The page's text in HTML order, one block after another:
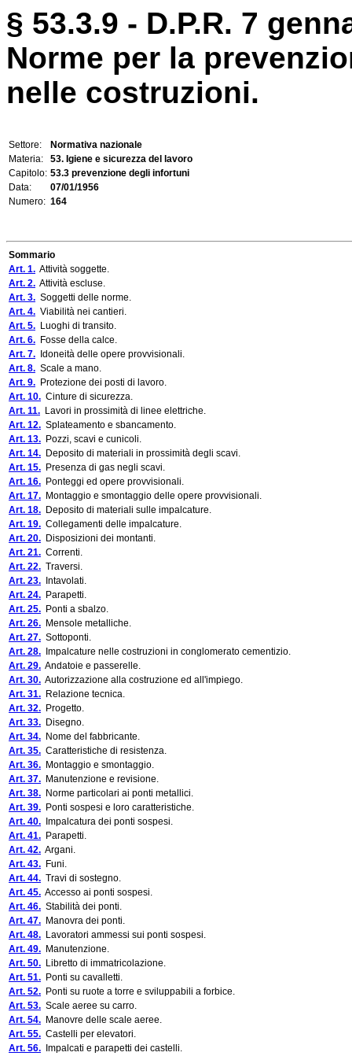
§ 53.3.9 - D.P.R. 7
Norme per la
nelle costruzioni.
Settore:
Normativa nazionale
Materia:
53. Igiene e sicurezza del lavoro
Capitolo: 53.3 prevenzione degli infortuni
Data:
07/01/1956
Numero: 164
Sommario
Art. 1. Attività soggette.
Art. 2. Attività escluse.
Art. 3. Soggetti delle norme.
Art. 4. Viabilità nei cantieri.
Art. 5. Luoghi di transito.
Art. 6. Fosse della calce.
Art. 7. Idoneità delle opere provvisionali.
Art. 8. Scale a mano.
Art. 9. Protezione dei posti di lavoro.
Art. 10. Cinture di sicurezza.
Art. 11. Lavori in prossimità di linee elettriche.
Art. 12. Splateamento e sbancamento.
Art. 13. Pozzi, scavi e cunicoli.
Art. 14. Deposito di materiali in prossimità degli scavi.
Art. 15. Presenza di gas negli scavi.
Art. 16. Ponteggi ed opere provvisionali.
Art. 17. Montaggio e smontaggio delle opere provvisionali.
Art. 18. Deposito di materiali sulle impalcature.
Art. 19. Collegamenti delle impalcature.
Art. 20. Disposizioni dei montanti.
Art. 21. Correnti.
Art. 22. Traversi.
Art. 23. Intavolati.
Art. 24. Parapetti.
Art. 25. Ponti a sbalzo.
Art. 26. Mensole metalliche.
Art. 27. Sottoponti.
Art. 28. Impalcature nelle costruzioni in conglomerato cementizio.
Art. 29. Andatoie e passerelle.
Art. 30. Autorizzazione alla costruzione ed all'impiego.
Art. 31. Relazione tecnica.
Art. 32. Progetto.
Art. 33. Disegno.
Art. 34. Nome del fabbricante.
Art. 35. Caratteristiche di resistenza.
Art. 36. Montaggio e smontaggio.
Art. 37. Manutenzione e revisione.
Art. 38. Norme particolari ai ponti metallici.
Art. 39. Ponti sospesi e loro caratteristiche.
Art. 40. Impalcatura dei ponti sospesi.
Art. 41. Parapetti.
Art. 42. Argani.
Art. 43. Funi.
Art. 44. Travi di sostegno.
Art. 45. Accesso ai ponti sospesi.
Art. 46. Stabilità dei ponti.
Art. 47. Manovra dei ponti.
Art. 48. Lavoratori ammessi sui ponti sospesi.
Art. 49. Manutenzione.
Art. 50. Libretto di immatricolazione.
Art. 51. Ponti su cavalletti.
Art. 52. Ponti su ruote a torre e sviluppabili a forbice.
Art. 53. Scale aeree su carro.
Art. 54. Manovre delle scale aeree.
Art. 55. Castelli per elevatori.
Art. 56. Impalcati e parapetti dei castelli.